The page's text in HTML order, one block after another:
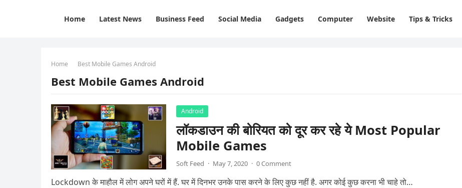
Home Latest News Business Feed Social Media Gadgets Computer Website Tips & Tricks
Home Best Mobile Games Android
Best Mobile Games Android
Android
लॉकडाउन की बोरियत को दूर कर रहे ये Most Popular
Mobile Games
Soft Feed · May 7, 2020 · 0 Comment
Lockdown के माहौल में लोग अपने घरों में हैं. घर में दिनभर उनके पास करने के लिए कुछ नहीं है. अगर कोई कुछ करना भी चाहे तो…